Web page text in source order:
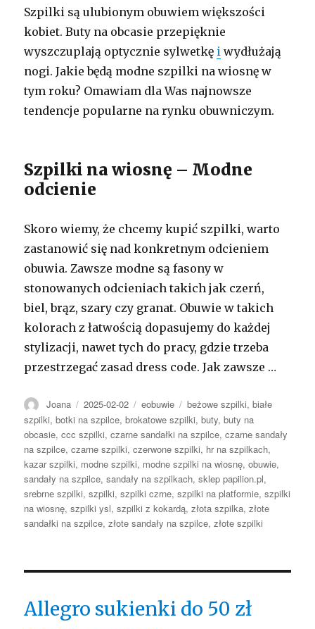
Szpilki są ulubionym obuwiem większości
kobiet. Buty na obcasie przepięknie
wyszczuplają optycznie sylwetkę i wydłużają
nogi. Jakie będą modne szpilki na wiosnę w
tym roku? Omawiam dla Was najnowsze
tendencje popularne na rynku obuwniczym.
Szpilki na wiosnę – Modne
odcienie
Skoro wiemy, że chcemy kupić szpilki, warto
zastanowić się nad konkretnym odcieniem
obuwia. Zawsze modne są fasony w
stonowanych odcieniach takich jak czerń,
biel, brąz, szary czy granat. Obuwie w takich
kolorach z łatwością dopasujemy do każdej
stylizacji, nawet tych do pracy, gdzie trzeba
przestrzegać zasad dress code. Jak zawsze …
Autor
Joana Opublikowano
2025-02-02 Kategorie
eobuwie Tagi
beżowe szpilki,białe
szpilki,botki na szpilce,brokatowe szpilki,buty,buty na
obcasie,ccc szpilki,czarne sandałki na szpilce,czarne sandały
na szpilce,czarne szpilki,czerwone szpilki, hr na szpilkach,
kazar szpilki, modne szpilki, modne szpilki na wiosnę,obuwie,
sandały na szpilce,sandały na szpilkach,sklep papilion.pl,
srebrne szpilki,szpilki,szpilki czrne,szpilki na platformie,szpilki
na wiosnę,szpilki ysl,szpilki z kokardą,złota szpilka,złote
sandałki na szpilce,złote sandały na szpilce,złote szpilki
Allegro sukienki do 50 zł